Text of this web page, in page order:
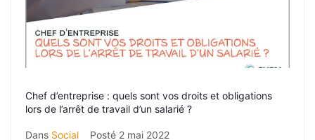
Chef d’entreprise : quels sont vos droits et obligations
lors de l’arrêt de travail d’un salarié ?
Dans Social Posté 2 mai 2022